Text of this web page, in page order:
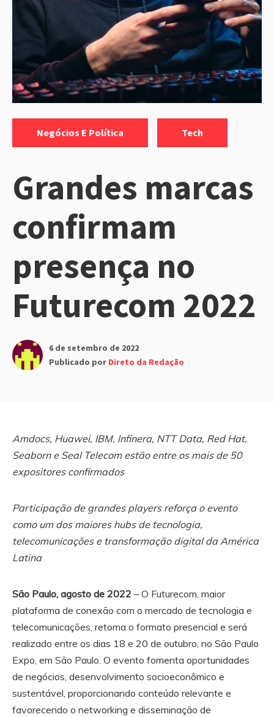
Categorias:
Negócios E Política Tech
Grandes marcas
confirmam
presença no
Futurecom 2022
6 de setembro de 2022
Publicado por Direto da Redação
Amdocs, Huawei, IBM, Infinera, NTT Data, Red Hat,
Seaborn e Seal Telecom estão entre os mais de 50
expositores confirmados
Participação de grandes players reforça o evento
como um dos maiores hubs de tecnologia,
telecomunicações e transformação digital da América
Latina
São Paulo, agosto de 2022 – O Futurecom, maior
plataforma de conexão com o mercado de tecnologia e
telecomunicações, retoma o formato presencial e será
realizado entre os dias 18 e 20 de outubro, no São Paulo
Expo, em São Paulo. O evento fomenta oportunidades
de negócios, desenvolvimento socioeconômico e
sustentável, proporcionando conteúdo relevante e
favorecendo o networking e disseminação de